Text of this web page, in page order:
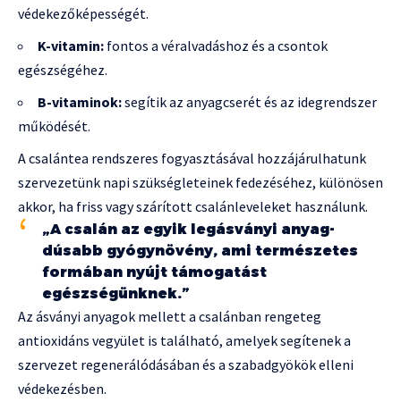
védekezőképességét.
K-vitamin: fontos a véralvadáshoz és a csontok
egészségéhez.
B-vitaminok:segítik az anyagcserét és az idegrendszer
működését.
A csalántea rendszeres fogyasztásával hozzájárulhatunk
szervezetünk napi szükségleteinek fedezéséhez, különösen
akkor, ha friss vagy szárított csalánleveleket használunk.
„A csalán az egyik legásványi anyag-
dúsabb gyógynövény, ami természetes
formában nyújt támogatást
egészségünknek.”
Az ásványi anyagok mellett a csalánban rengeteg
antioxidáns vegyület is található, amelyek segítenek a
szervezet regenerálódásában és a szabadgyökök elleni
védekezésben.